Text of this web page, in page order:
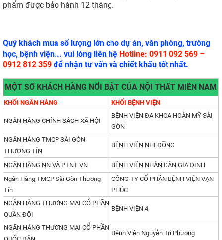
phẩm được bảo hành 12 tháng.
Quý khách mua số lượng lớn cho dự án, văn phòng, trường
học, bệnh viện... vui lòng liên hệ Hotline: 0911 092 569 –
0912 812 359 để nhận tư vấn và chiết khấu tốt nhất.
MỘT SỐ KHÁCH HÀNG NỔI BẬT CỦA NỘI THẤT MIỀN NAM
KHỐI NGÂN HÀNG KHỐI BỆNH VIỆN
NGÂN HÀNG CHÍNH SÁCH XÃ HỘI
BỆNH VIỆN ĐA KHOA HOÀN MỸ SÀI
GÒN
NGÂN HÀNG TMCP SÀI GÒN
THƯƠNG TÍN
BỆNH VIỆN NHI ĐỒNG
NGÂN HÀNG NN VÀ PTNT VN
BỆNH VIỆN NHÂN DÂN GIA ĐỊNH
Ngân Hàng TMCP Sài Gòn Thương
Tín
CÔNG TY CỔ PHẦN BỆNH VIỆN VẠN
PHÚC
NGÂN HÀNG THƯƠNG MẠI CỔ PHẦN
QUÂN ĐỘI
BỆNH VIỆN 4
NGÂN HÀNG THƯƠNG MẠI CỔ PHẦN
Bệnh Viện Nguyễn Tri Phương